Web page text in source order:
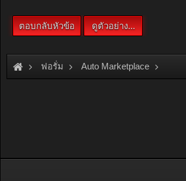
ฟอรั่ม Auto Marketplace